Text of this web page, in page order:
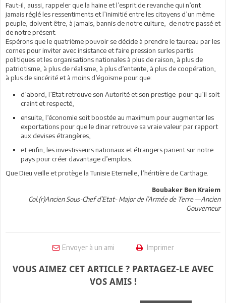
Faut-il, aussi, rappeler que la haine et l’esprit de revanche qui n’ont
jamais réglé les ressentiments et l’inimitié entre les citoyens d’un même
peuple, doivent être, à jamais, bannis de notre culture, de notre passé et
de notre présent.
Espérons que le quatrième pouvoir se décide à prendre le taureau par les
cornes pour inviter avec insistance et faire pression surles partis
politiques et les organisations nationales à plus de raison, à plus de
patriotisme, à plus de réalisme, à plus d’entente, à plus de coopération,
à plus de sincérité et à moins d’égoïsme pour que:
d’abord, l’Etat retrouve son Autorité et son prestige pour qu’il soit
craint et respecté,
ensuite, l’économie soit boostée au maximum pour augmenter les
exportations pour que le dinar retrouve sa vraie valeur par rapport
aux devises étrangères,
et enfin, les investisseurs nationaux et étrangers parient sur notre
pays pour créer davantage d’emplois.
Que Dieu veille et protège la Tunisie Eternelle, l’héritière de Carthage.
Boubaker Ben Kraiem
Col.(r)Ancien Sous-Chef d’Etat- Major de l’Armée de Terre —Ancien
Gouverneur
Envoyer à un ami Imprimer
VOUS AIMEZ CET ARTICLE ? PARTAGEZ-LE AVEC
VOS AMIS !